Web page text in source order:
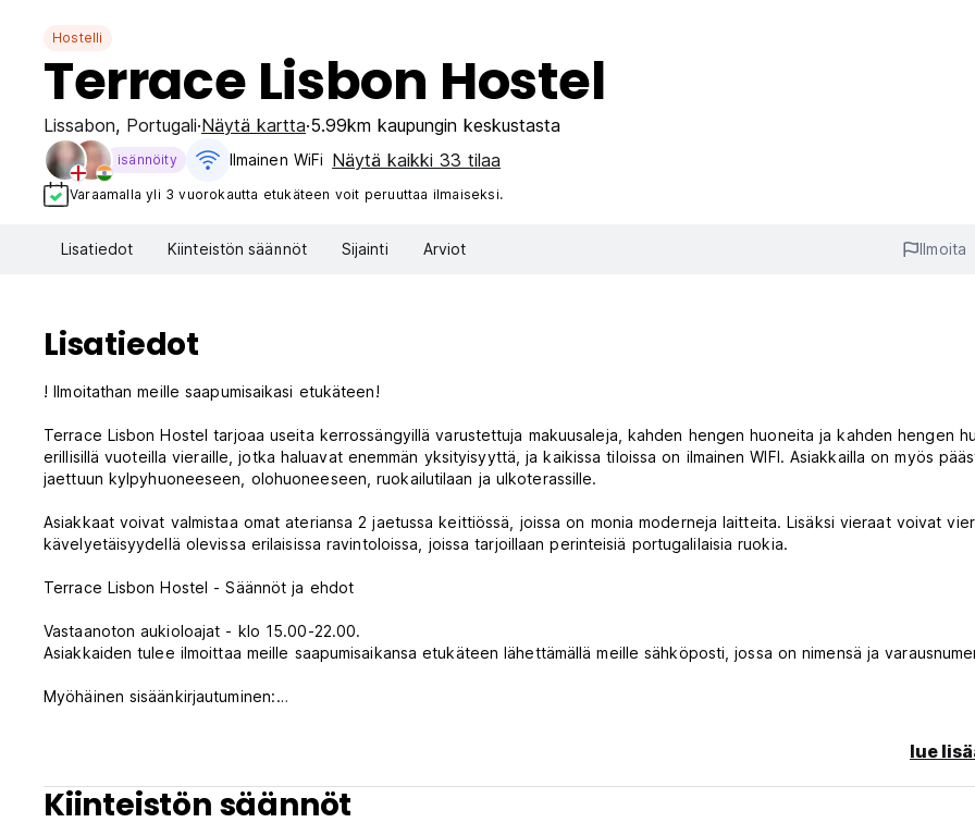
Hostelli
Terrace Lisbon Hostel
Lissabon, Portugali Näytä kartta 5.99km kaupungin keskustasta
isännöity Ilmainen WiFi Näytä kaikki 33 tilaa
Varaamalla yli 3 vuorokautta etukäteen voit peruuttaa ilmaiseksi.
Lisatiedot Kiinteistön säännöt Sijainti Arviot Ilmoita
Lisatiedot
! Ilmoitathan meille saapumisaikasi etukäteen!
Terrace Lisbon Hostel tarjoaa useita kerrossängyillä varustettuja makuusaleja, kahden hengen huoneita ja kahden hengen
erillisillä vuoteilla vieraille, jotka haluavat enemmän yksityisyyttä, ja kaikissa tiloissa on ilmainen WIFI. Asiakkailla on myös
jaettuun kylpyhuoneeseen, olohuoneeseen, ruokailutilaan ja ulkoterassille.
Asiakkaat voivat valmistaa omat ateriansa 2 jaetussa keittiössä, joissa on monia moderneja laitteita. Lisäksi vieraat voivat
kävelyetäisyydellä olevissa erilaisissa ravintoloissa, joissa tarjoillaan perinteisiä portugalilaisia ​​ruokia.
Terrace Lisbon Hostel - Säännöt ja ehdot
Vastaanoton aukioloajat - klo 15.00-22.00.
Asiakkaiden tulee ilmoittaa meille saapumisaikansa etukäteen lähettämällä meille sähköposti, jossa on nimensä ja
Myöhäinen sisäänkirjautuminen:
Peruutusehdot: 48h ennen saapumista. Myöhäisestä peruutuksesta tai saapumatta jättämisestä veloitetaan ensimmäisen yön
lue
Kiinteistön säännöt